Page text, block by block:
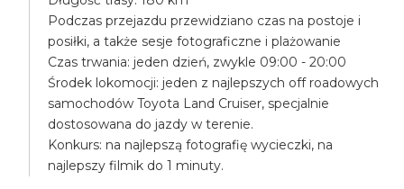
Podczas przejazdu przewidziano czas na postoje i
posiłki, a także sesje fotograficzne i plażowanie
Czas trwania: jeden dzień, zwykle 09:00 - 20:00
Środek lokomocji: jeden z najlepszych off roadowych
samochodów Toyota Land Cruiser, specjalnie
dostosowana do jazdy w terenie.
Konkurs: na najlepszą fotografię wycieczki, na
najlepszy filmik do 1 minuty.